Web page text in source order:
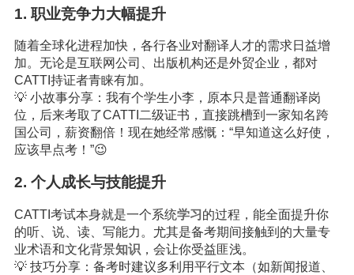
1. 职业竞争力大幅提升
随着全球化进程加快，各行各业对翻译人才的需求日益增
加。无论是互联网公司、出版机构还是外贸企业，都对
CATTI持证者青睐有加。
💡 小故事分享：我有个学生小李，原本只是普通翻译岗
位，后来考取了CATTI二级证书，直接跳槽到一家知名跨
国公司，薪资翻倍！现在她经常感慨：“早知道这么好使，
应该早点考！”😉
2. 个人成长与技能提升
CATTI考试本身就是一个系统学习 的过程，能全面提升你
的听、说、读、写能力。尤其是备考期间接触到的大量专
业术语和文化背景知识 ，会让你受益匪浅。
💡 技巧分享：备考时建议多利用平行文本（如新闻报道、